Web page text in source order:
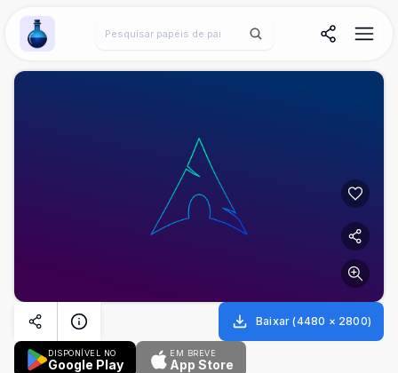
Wallpaper Alchemy
Baixar (4480 × 2800)
DISPONÍVEL NO
Google Play
EM BREVE
App Store